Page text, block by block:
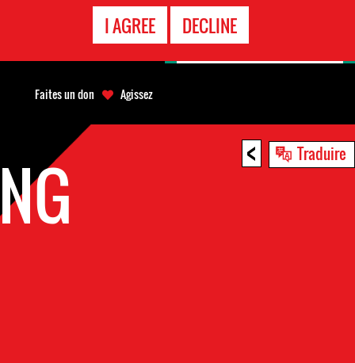
I AGREE DECLINE
< Traduire
Faites un don Agissez
D'URGENCE